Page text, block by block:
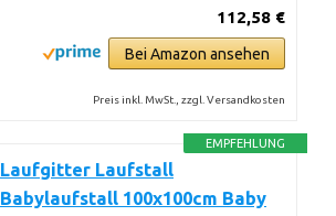
112,58 €
Bei Amazon ansehen
Preis inkl. MwSt., zzgl. Versandkosten
EMPFEHLUNG
Laufgitter Laufstall
Babylaufstall 100x100cm Baby